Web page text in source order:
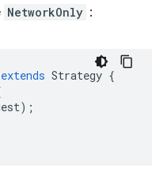
NetworkOnly :
extends Strategy {
);